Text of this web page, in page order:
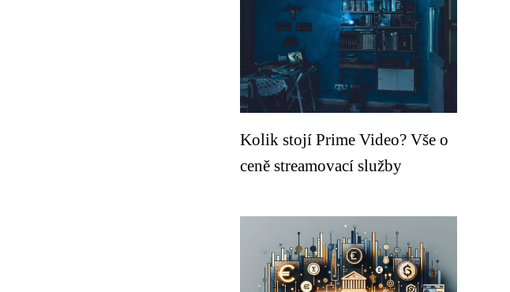
Kolik stojí Prime Video? Vše o
ceně streamovací služby